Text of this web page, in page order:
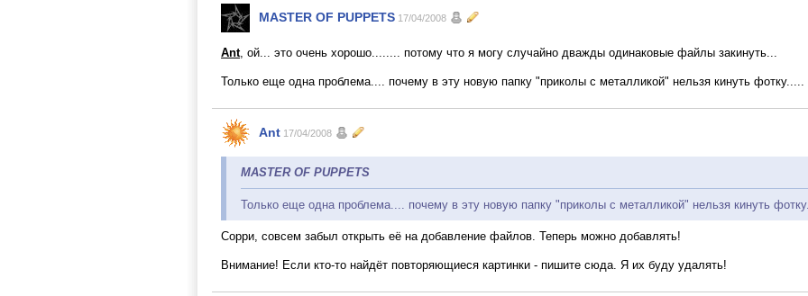
MASTER OF PUPPETS 17/04/2008
Ant, ой... это очень хорошо........ потому что я могу случайно дважды одинаковые файлы закинуть...
Только еще одна проблема.... почему в эту новую папку "приколы с металликой" нельзя кинуть фотку.....
Ant 17/04/2008
MASTER OF PUPPETS
Только еще одна проблема.... почему в эту новую папку "приколы с металликой" нельзя кинуть
Сорри, совсем забыл открыть её на добавление файлов. Теперь можно добавлять!
Внимание! Если кто-то найдёт повторяющиеся картинки - пишите сюда. Я их буду удалять!